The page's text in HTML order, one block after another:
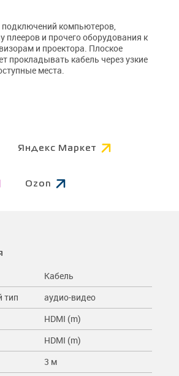
подключений компьютеров,
плееров и прочего оборудования к
и проектора. Плоское
прокладывать кабель через узкие
места.
Яндекс Маркет
Ozon
Кабель
тип
аудио-видео
HDMI (m)
HDMI (m)
3 м